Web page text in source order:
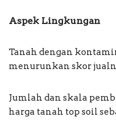
Aspek Lingkungan
Tanah dengan
menurunkan skor
Jumlah dan skala
harga tanah top soil